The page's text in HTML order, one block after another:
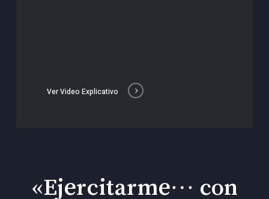
Ver Video Explicativo
«Ejercitarme… con